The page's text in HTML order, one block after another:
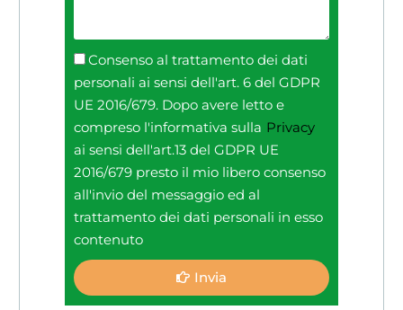
Consenso al trattamento dei dati
personali ai sensi dell'art. 6 del GDPR
UE 2016/679. Dopo avere letto e
compreso l'informativa sulla Privacy
ai sensi dell'art.13 del GDPR UE
2016/679 presto il mio libero consenso
all'invio del messaggio ed al
trattamento dei dati personali in esso
contenuto
Invia